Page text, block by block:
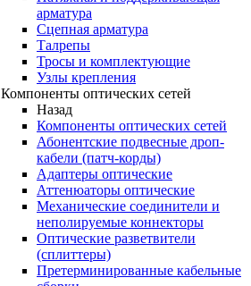
арматура
Сцепная арматура
Талрепы
Тросы и комплектующие
Узлы крепления
Компоненты оптических сетей
Назад
Компоненты оптических сетей
Абонентские подвесные дроп-
кабели (патч-корды)
Адаптеры оптические
Аттенюаторы оптические
Механические соединители и
неполируемые коннекторы
Оптические разветвители
(сплиттеры)
Претерминированные кабельные